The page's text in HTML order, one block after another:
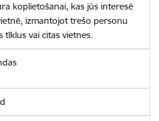
koplietošanai, kas jūs interesē
izmantojot trešo personu
tīklus vai citas vietnes.